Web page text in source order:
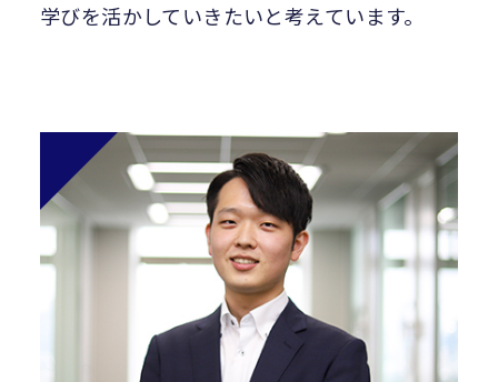
学びを活かしていきたいと考えています。